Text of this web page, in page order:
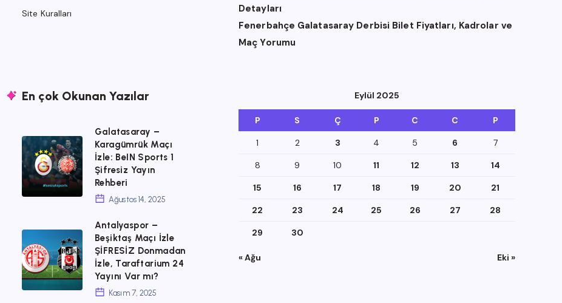
Site Kuralları
Detayları
Fenerbahçe Galatasaray Derbisi Bilet Fiyatları, Kadrolar ve
Maç Yorumu
En çok Okunan Yazılar
Galatasaray
–
Karagümrük
Maçı
BeIN
Sports
1
Şifresiz
Galatasaray –
Karagümrük Maçı
İzle: BeIN Sports 1
Şifresiz Yayın
Rehberi
Ağustos 14, 2025
Antalyaspor
–
Beşiktaş
Maçı
Antalyaspor –
Beşiktaş Maçı İzle
ŞİFRESİZ Donmadan
İzle, Taraftarium 24
Yayını Var mı?
Kasım 7, 2025
Eylül 2025
P S Ç P C C P
1 2 3 4 5 6 7
8 9 10 11 12 13 14
15 16 17 18 19 20 21
22 23 24 25 26 27 28
29 30
« Ağu Eki »